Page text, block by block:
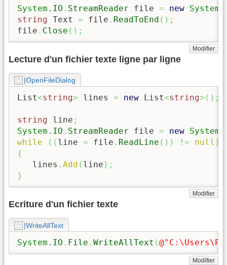
System. IO . StreamReader file = new System.
string Text = file . ReadToEnd ( ) ;
file . Close ( ) ;
Modifier
Lecture d'un fichier texte ligne par ligne
|OpenFileDialog
List<string> lines = new List<string> ( ) ;
string line ;
System. IO . StreamReader file = new System.
while
( ( line = file . ReadLine ( ) ) != null )
{
   lines
. Add ( line ) ;
}
Modifier
Ecriture d'un fichier texte
|WriteAllText
System. IO . File . WriteAllText (
Modifier